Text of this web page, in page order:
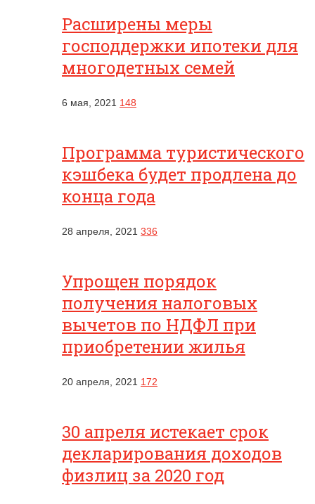
Расширены меры
господдержки ипотеки для
многодетных семей
6 мая, 2021 148
Программа туристического
кэшбека будет продлена до
конца года
28 апреля, 2021 336
Упрощен порядок
получения налоговых
вычетов по НДФЛ при
приобретении жилья
20 апреля, 2021 172
30 апреля истекает срок
декларирования доходов
физлиц за 2020 год